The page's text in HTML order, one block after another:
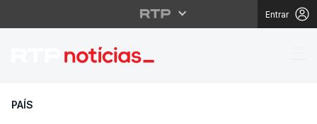
Entrar
Projeto da ULS de
PAÍS